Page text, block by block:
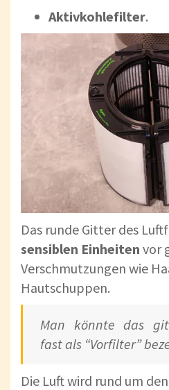
Aktivkohlefilter.
Das runde Gitter des
sensiblen Einheiten vor
Verschmutzungen wie
Hautschuppen.
Man könnte das
fast als “Vorfilter”
Die Luft wird rund um